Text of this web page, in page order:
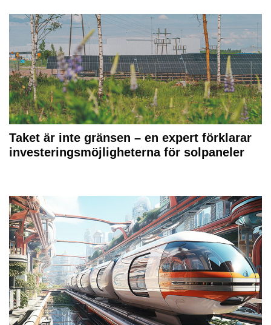
Taket är inte gränsen – en expert förklarar
investeringsmöjligheterna för solpaneler